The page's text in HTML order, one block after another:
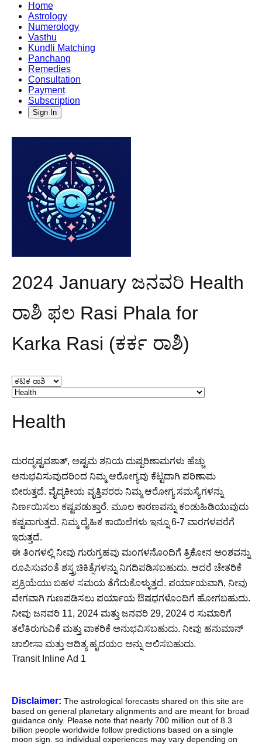
Home
Astrology
Numerology
Vasthu
Kundli Matching
Panchang
Remedies
Consultation
Payment
Subscription
Sign In
2024 January ಜನವರಿ Health
ರಾಶಿ ಫಲ Rasi Phala for
Karka Rasi (ಕರ್ಕ ರಾಶಿ)
Health
ದುರದೃಷ್ಟವಶಾತ್, ಅಷ್ಟಮ ಶನಿಯ ದುಷ್ಪರಿಣಾಮಗಳು ಹೆಚ್ಚು
ಅನುಭವಿಸುವುದರಿಂದ ನಿಮ್ಮ ಆರೋಗ್ಯವು ಕೆಟ್ಟದಾಗಿ ಪರಿಣಾಮ
ಬೀರುತ್ತದೆ. ವೈದ್ಯಕೀಯ ವೃತ್ತಿಪರರು ನಿಮ್ಮ ಆರೋಗ್ಯ ಸಮಸ್ಯೆಗಳನ್ನು
ನಿರ್ಣಯಿಸಲು ಕಷ್ಟಪಡುತ್ತಾರೆ. ಮೂಲ ಕಾರಣವನ್ನು ಕಂಡುಹಿಡಿಯುವುದು
ಕಷ್ಟವಾಗುತ್ತದೆ. ನಿಮ್ಮ ದೈಹಿಕ ಕಾಯಿಲೆಗಳು ಇನ್ನೂ 6-7 ವಾರಗಳವರೆಗೆ
ಇರುತ್ತದೆ.
ಈ ತಿಂಗಳಲ್ಲಿ ನೀವು ಗುರುಗ್ರಹವು ಮಂಗಳನೊಂದಿಗೆ ತ್ರಿಕೋನ ಅಂಶವನ್ನು
ರೂಪಿಸುವಂತೆ ಶಸ್ತ್ರಚಿಕಿತ್ಸೆಗಳನ್ನು ನಿಗದಿಪಡಿಸಬಹುದು. ಆದರೆ ಚೇತರಿಕೆ
ಪ್ರಕ್ರಿಯೆಯು ಬಹಳ ಸಮಯ ತೆಗೆದುಕೊಳ್ಳುತ್ತದೆ. ಪರ್ಯಾಯವಾಗಿ, ನೀವು
ವೇಗವಾಗಿ ಗುಣಪಡಿಸಲು ಪರ್ಯಾಯ ಔಷಧಗಳೊಂದಿಗೆ ಹೋಗಬಹುದು.
ನೀವು ಜನವರಿ 11, 2024 ಮತ್ತು ಜನವರಿ 29, 2024 ರ ಸುಮಾರಿಗೆ
ತಲೆತಿರುಗುವಿಕೆ ಮತ್ತು ವಾಕರಿಕೆ ಅನುಭವಿಸಬಹುದು. ನೀವು ಹನುಮಾನ್
ಚಾಲೀಸಾ ಮತ್ತು ಆದಿತ್ಯ ಹೃದಯಂ ಅನ್ನು ಆಲಿಸಬಹುದು.
Transit Inline Ad 1
Disclaimer: The astrological forecasts shared on this site are
based on general planetary alignments and are meant for broad
guidance only. Please note that nearly 700 million out of 8.3
billion people worldwide follow predictions based on a single
moon sign. so individual experiences may vary depending on